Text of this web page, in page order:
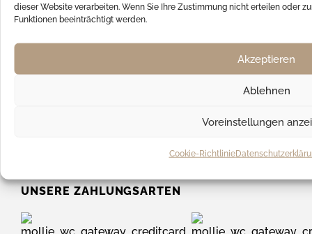
dieser Website verarbeiten. Wenn Sie Ihre Zustimmung nicht erteilen oder
Funktionen beeinträchtigt werden.
Akzeptieren
Ablehnen
Voreinstellungen
Cookie-Richtlinie
FAQ
UNSERE ZAHLUNGSARTEN